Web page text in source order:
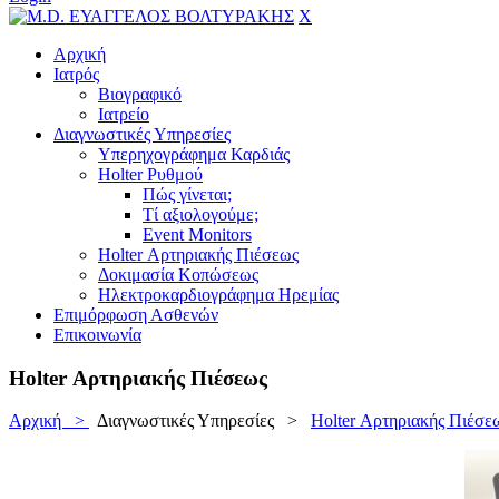
X
Αρχική
Ιατρός
Βιογραφικό
Ιατρείο
Διαγνωστικές Υπηρεσίες
Υπερηχογράφημα Καρδιάς
Holter Ρυθμού
Πώς γίνεται;
Τί αξιολογούμε;
Event Monitors
Holter Αρτηριακής Πιέσεως
Δοκιμασία Κοπώσεως
Ηλεκτροκαρδιογράφημα Ηρεμίας
Επιμόρφωση Ασθενών
Επικοινωνία
Holter Αρτηριακής Πιέσεως
Αρχική > Διαγνωστικές Υπηρεσίες > Holter Αρτηριακής